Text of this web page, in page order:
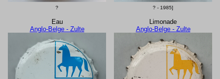
? ? - 1985]
Eau
Anglo-Belge - Zulte
Limonade
Anglo-Belge - Zulte